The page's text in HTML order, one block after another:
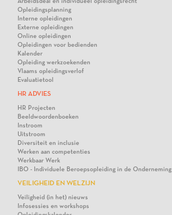
Opleidingsplanning
Interne opleidingen
Externe opleidingen
Online opleidingen
Opleidingen voor bedienden
Kalender
Opleiding werkzoekenden
Vlaams opleidingsverlof
Evaluatietool
HR ADVIES
HR Projecten
Beeldwoordenboeken
Instroom
Uitstroom
Diversiteit en inclusie
Werken aan competenties
Werkbaar Werk
IBO - Individuele Beroepsopleiding in de Onderneming
VEILIGHEID EN WELZIJN
Veiligheid (in het) nieuws
Infosessies en workshops